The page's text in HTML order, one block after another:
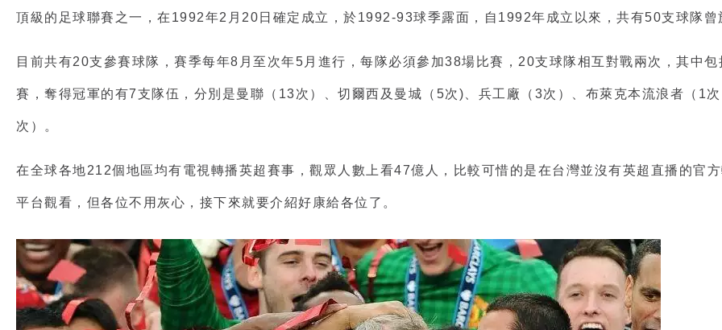
頂級的足球聯賽之一，在1992年2月20日確定成立，於1992-93球季露面，自1992年成立以來，共有50支球隊曾
目前共有20支參賽球隊，賽季每年8月至次年5月進行，每隊必須參加38場比賽，20支球隊相互對戰兩次，其中
賽，奪得冠軍的有7支隊伍，分別是曼聯（13次）、切爾西及曼城（5次)、兵工廠（3次）、布萊克本流浪者（1
次）。
在全球各地212個地區均有電視轉播英超賽事，觀眾人數上看47億人，比較可惜的是在台灣並沒有英超直播的官
平台觀看，但各位不用灰心，接下來就要介紹好康給各位了。